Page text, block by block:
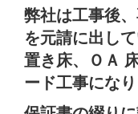
弊社は工事後
を元請に出し
置き床、ＯＡ
ード工事になり